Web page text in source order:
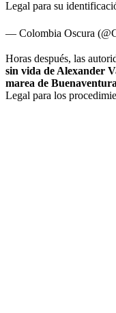
Legal para su
— Colombia Oscura
Horas después, las
sin vida de Alexander
marea de
Legal para los